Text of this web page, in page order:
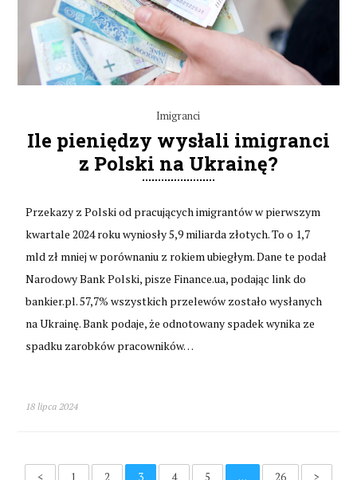
Imigranci
Ile pieniędzy wysłali imigranci
z Polski na Ukrainę?
Przekazy z Polski od pracujących imigrantów w pierwszym
kwartale 2024 roku wyniosły 5,9 miliarda złotych. To o 1,7
mld zł mniej w porównaniu z rokiem ubiegłym. Dane te podał
Narodowy Bank Polski, pisze Finance.ua, podając link do
bankier.pl. 57,7% wszystkich przelewów zostało wysłanych
na Ukrainę. Bank podaje, że odnotowany spadek wynika ze
spadku zarobków pracowników…
18 lipca 2024
< 1 2 3 4 5 … 26 >